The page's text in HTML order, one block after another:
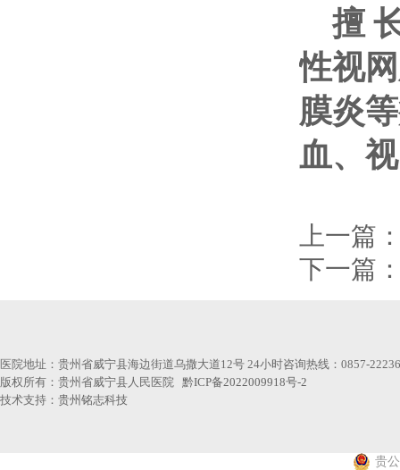
擅
性视
膜炎
血、
上一篇
下一篇
医院地址：贵州省威宁县海边街道乌撒大道12号 24小时咨询热线：0857-
版权所有：贵州省威宁县人民医院 黔ICP备2022009918号-2
技术支持： 贵州铭志科技
贵